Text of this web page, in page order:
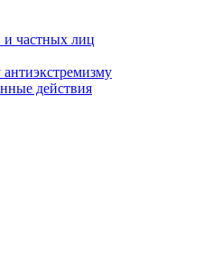
частных лиц
действия